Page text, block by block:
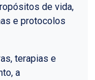
de vida,
e protocolos
terapias e
a